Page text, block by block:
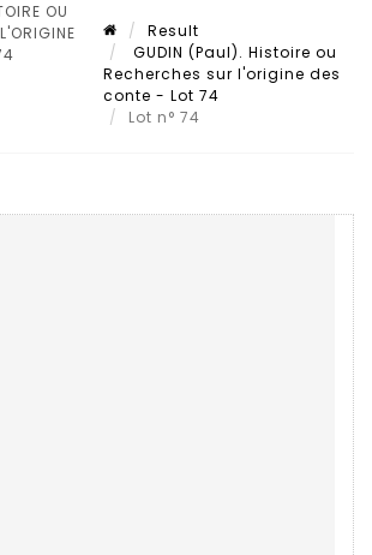
OU
Result
GUDIN (Paul). Histoire ou
Recherches sur l'origine des
conte - Lot 74
Lot n° 74